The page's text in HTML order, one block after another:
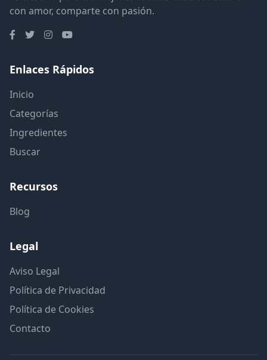
con amor, comparte con pasión.
Enlaces Rápidos
Inicio
Categorías
Ingredientes
Buscar
Recursos
Blog
Legal
Aviso Legal
Política de Privacidad
Política de Cookies
Contacto